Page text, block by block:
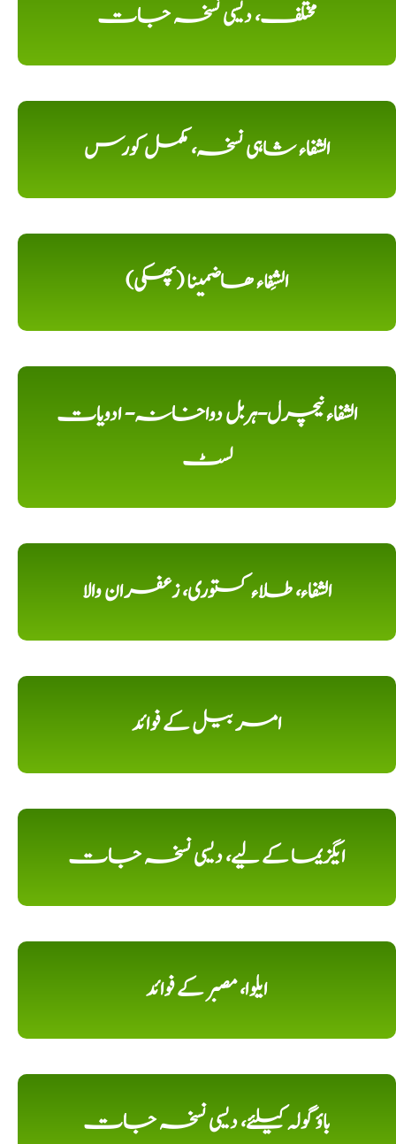
مختلف، دیسی نسخہ جات
الشفاء شاہی نسخہ، مکمل کورس
الشِفاء ھاضمینا (پھکی)
الشفاء نیچرل-ہربل دواخانہ- ادویات
لسٹ
الشفاء، طلاء کستوری، زعفران والا
امر بیل کے فوائد
ایگزیما کے لیے، دیسی نسخہ جات
ایلوا، مصبر کے فوائد
باؤ گولہ کیلئے، دیسی نسخہ جات